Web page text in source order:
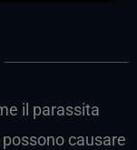
il parassita
causare